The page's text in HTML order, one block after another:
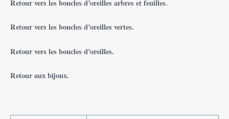
Retour vers les boucles d’oreilles arbres et feuilles.
Retour vers les boucles d’oreilles vertes.
Retour vers les boucles d’oreilles.
Retour aux bijoux.